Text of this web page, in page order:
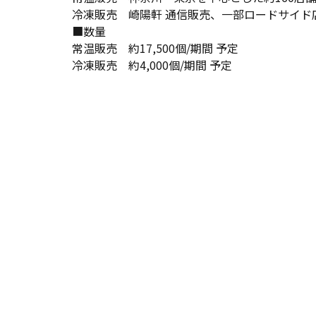
冷凍販売 崎陽軒 通信販売、一部ロードサイド
■数量
常温販売 約17,500個/期間 予定
冷凍販売 約4,000個/期間 予定